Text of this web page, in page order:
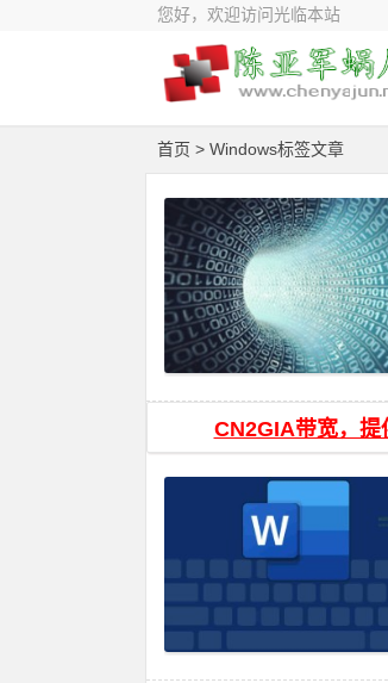
您好，欢迎访问光临本站
首页 > Windows标签文章
CN2GIA带宽，提